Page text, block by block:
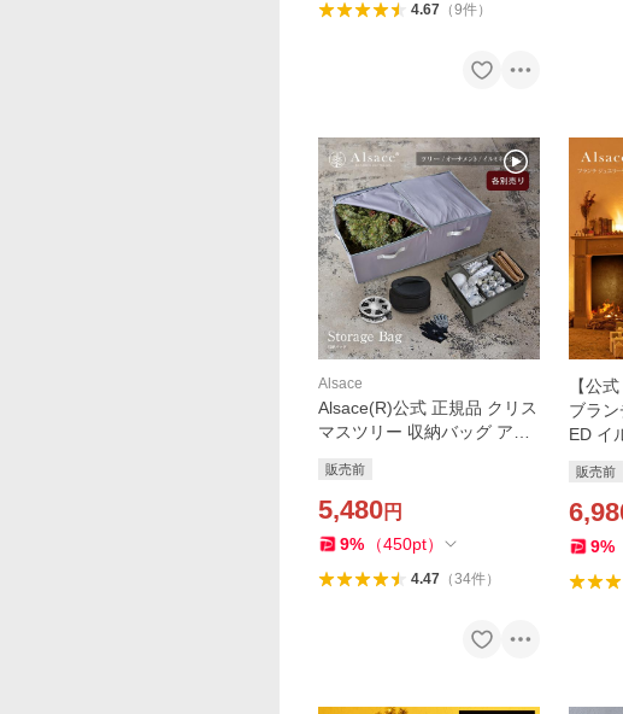
4.67（9件）
Alsace
Alsace(R)公式 正規品 クリス
マスツリー 収納バッグ アル
ント用/イルミネーション
用】片付け ポリエステル 生
地 収納袋 柊
販売前
5,480円
9% （450pt）
4.47（34件）
【公
ブラン
ED イ
モコン
販売前
9%